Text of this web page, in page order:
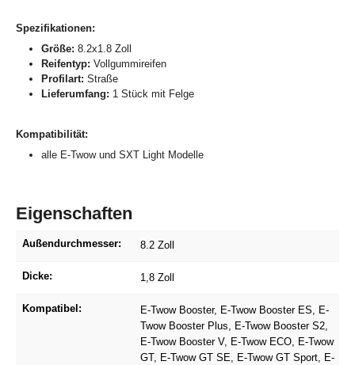
Spezifikationen:
Größe: 8.2x1.8 Zoll
Reifentyp: Vollgummireifen
Profilart: Straße
Lieferumfang: 1 Stück mit Felge
Kompatibilität:
alle E-Twow und SXT Light Modelle
Eigenschaften
Außendurchmesser: 8.2 Zoll
Dicke: 1,8 Zoll
Kompatibel: E-Twow Booster, E-Twow Booster ES, E-
Twow Booster Plus, E-Twow Booster S2,
E-Twow Booster V, E-Twow ECO, E-Twow
GT, E-Twow GT SE, E-Twow GT Sport, E-